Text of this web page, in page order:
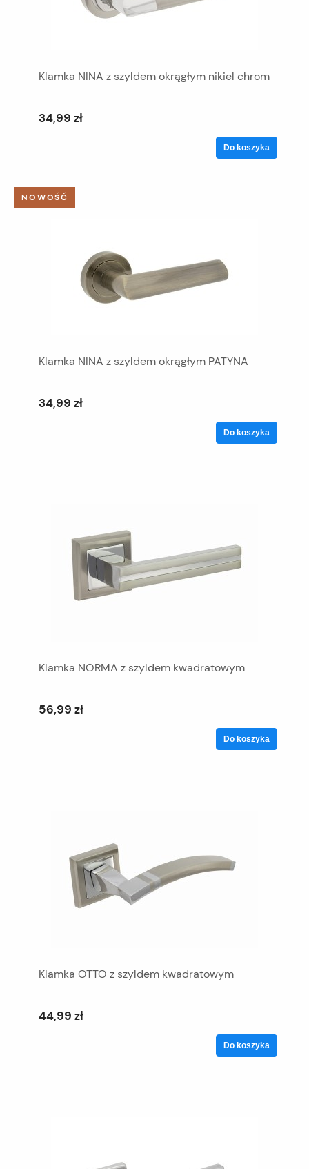
Klamka NINA z szyldem okrągłym nikiel chrom
34,99 zł
Do koszyka
Klamka NINA z szyldem okrągłym PATYNA
34,99 zł
Do koszyka
NOWOŚĆ
Klamka NORMA z szyldem kwadratowym
56,99 zł
Do koszyka
Klamka OTTO z szyldem kwadratowym
44,99 zł
Do koszyka